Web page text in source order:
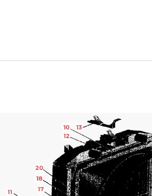
11
20
18
17
13
12
10